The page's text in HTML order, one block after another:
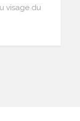
visage du